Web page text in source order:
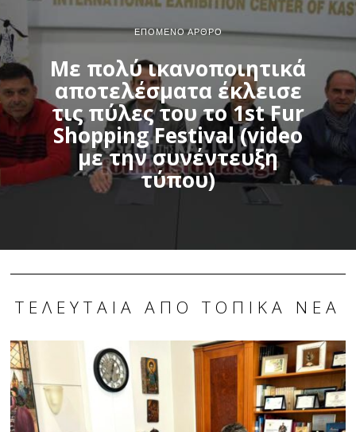
ΕΠΌΜΕΝΟ ΆΡΘΡΟ
Με πολύ ικανοποιητικά
αποτελέσματα έκλεισε
τις πύλες του το 1st Fur
Shopping Festival (video
με την συνέντευξη
τύπου)
ΤΕΛΕΥΤΑΊΑ ΑΠΌ ΤΟΠΙΚΆ ΝΈΑ